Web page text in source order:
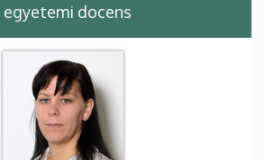
egyetemi docens